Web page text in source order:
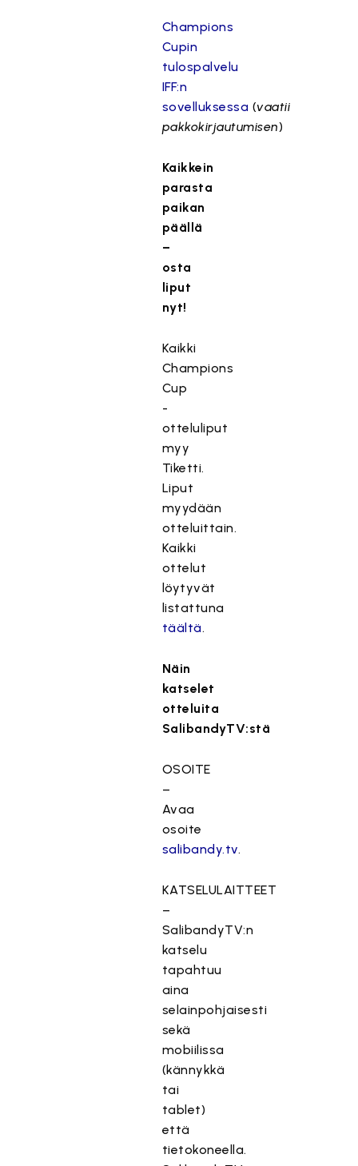
Champions
Cupin
tulospalvelu
IFF:n
sovelluksessa (vaatii
pakkokirjautumisen)
Kaikkein
parasta
paikan
päällä
–
osta
liput
nyt!
Kaikki
Champions
Cup
-
otteluliput
myy
Tiketti.
Liput
myydään
otteluittain.
Kaikki
ottelut
löytyvät
listattuna
täältä.
Näin
katselet
otteluita
SalibandyTV:stä
OSOITE
–
Avaa
osoite
salibandy.tv.
KATSELULAITTEET
–
SalibandyTV:n
katselu
tapahtuu
aina
selainpohjaisesti
sekä
mobiilissa
(kännykkä
tai
tablet)
että
tietokoneella.